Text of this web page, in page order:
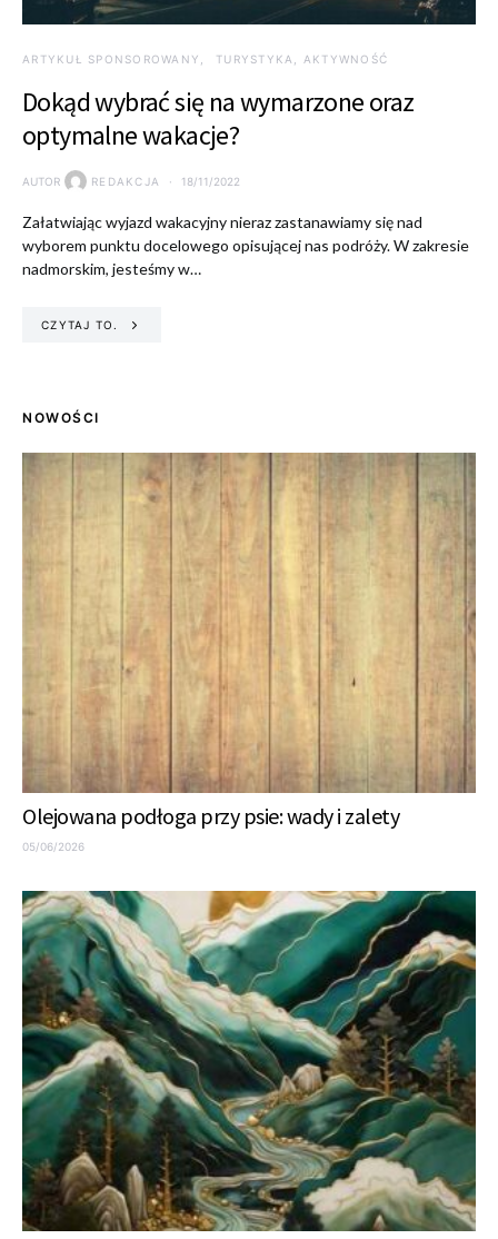
ARTYKUŁ SPONSOROWANY TURYSTYKA, AKTYWNOŚĆ
Dokąd wybrać się na wymarzone oraz
optymalne wakacje?
AUTOR REDAKCJA 18/11/2022
Załatwiając wyjazd wakacyjny nieraz zastanawiamy się nad
wyborem punktu docelowego opisującej nas podróży. W zakresie
nadmorskim, jesteśmy w…
CZYTAJ TO.
NOWOŚCI
Olejowana podłoga przy psie: wady i zalety
05/06/2026